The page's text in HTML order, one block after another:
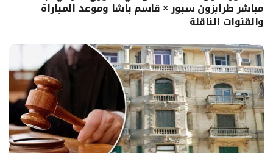
مباشر طرابزون سبور × قاسم باشا وموعد المباراة
والقنوات الناقلة